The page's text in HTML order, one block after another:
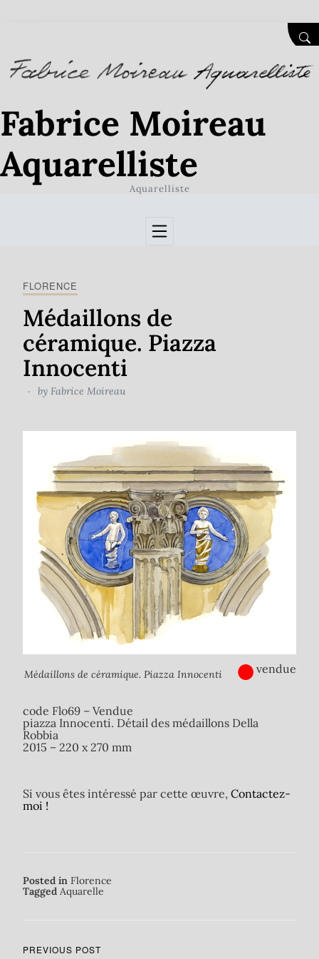
Fabrice Moireau
Aquarelliste
Aquarelliste
FLORENCE
Médaillons de
céramique. Piazza
Innocenti
by Fabrice Moireau
Médaillons de céramique. Piazza Innocenti ●vendue
code Flo69 – Vendue
piazza Innocenti. Détail des médaillons Della
Robbia
2015 – 220 x 270 mm
Si vous êtes intéressé par cette œuvre, Contactez-
moi !
Posted in Florence
Tagged Aquarelle
PREVIOUS POST